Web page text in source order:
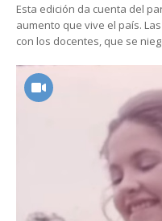
Esta edición da cuenta del
aumento que vive el país.
con los docentes, que se